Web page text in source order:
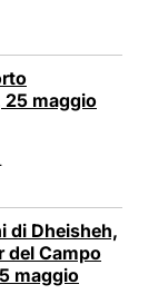
25 maggio
di Dheisheh,
del Campo
maggio